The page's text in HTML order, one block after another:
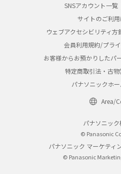
SNSアカウント一覧
サイトのご利
ウェブアクセシビリティ方
会員利用規約/プラ
お客様からお預かりしたパ
特定商取引法・古
パナソニックホ
Area/
パナソニッ
© Panasonic
パナソニック マーケティ
© Panasonic